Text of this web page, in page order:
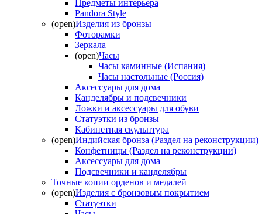
Предметы интерьера
Pandora Style
(open)Изделия из бронзы
Фоторамки
Зеркала
(open)Часы
Часы каминные (Испания)
Часы настольные (Россия)
Аксессуары для дома
Канделябры и подсвечники
Ложки и аксессуары для обуви
Статуэтки из бронзы
Кабинетная скульптура
(open)Индийская бронза (Раздел на реконструкции)
Конфетницы (Раздел на реконструкции)
Аксессуары для дома
Подсвечники и канделябры
Точные копии орденов и медалей
(open)Изделия с бронзовым покрытием
Статуэтки